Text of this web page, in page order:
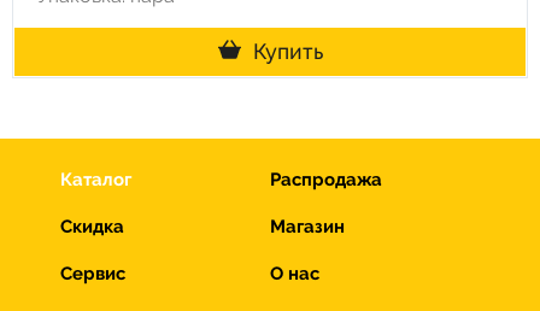
Купить
Каталог Распродажа
Скидка Магазин
Сервис О нас